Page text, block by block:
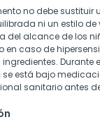
no debe sustituir
ni un estilo
del alcance de los
en caso de
Durante
está bajo
sanitario antes